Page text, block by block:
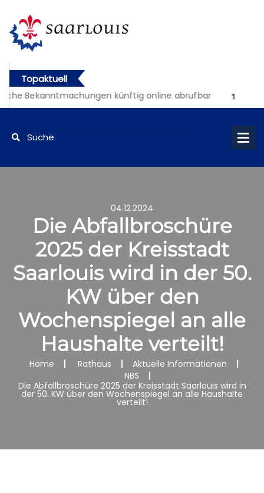
Topaktuell
Bekanntmachungen künftig online abrufbar
04.12.2024
Die Abfallbroschüre
2025 der Kreisstadt
Saarlouis wird in der 50.
KW über den
Wochenspiegel an alle
Haushalte verteilt!
Home Rathaus
Aktuelle Informationen
NBS
Die Abfallbroschüre 2025 der Kreisstadt Saarlouis wird in
der 50. KW über den Wochenspiegel an alle Haushalte
verteilt!